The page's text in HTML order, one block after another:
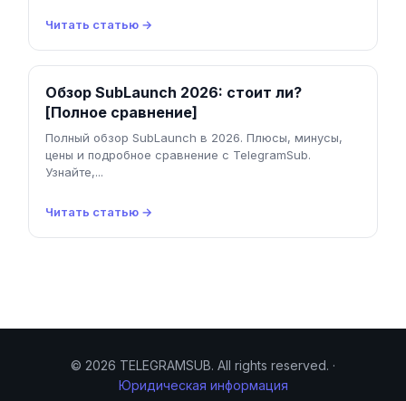
Читать статью →
Обзор SubLaunch 2026: стоит ли?
[Полное сравнение]
Полный обзор SubLaunch в 2026. Плюсы, минусы,
цены и подробное сравнение с TelegramSub.
Узнайте,...
Читать статью →
© 2026 TELEGRAMSUB. All rights reserved. ·
Юридическая информация